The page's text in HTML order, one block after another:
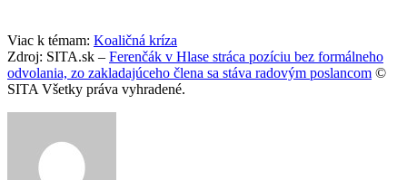
Viac k témam: Koaličná kríza
Zdroj: SITA.sk – Ferenčák v Hlase stráca pozíciu bez formálneho
odvolania, zo zakladajúceho člena sa stáva radovým poslancom ©
SITA Všetky práva vyhradené.